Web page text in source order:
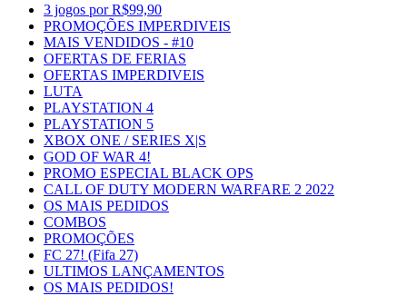
3 jogos por R$99,90
PROMOÇÕES IMPERDIVEIS
MAIS VENDIDOS - #10
OFERTAS DE FERIAS
OFERTAS IMPERDIVEIS
LUTA
PLAYSTATION 4
PLAYSTATION 5
XBOX ONE / SERIES X|S
GOD OF WAR 4!
PROMO ESPECIAL BLACK OPS
CALL OF DUTY MODERN WARFARE 2 2022
OS MAIS PEDIDOS
COMBOS
PROMOÇÕES
FC 27! (Fifa 27)
ULTIMOS LANÇAMENTOS
OS MAIS PEDIDOS!